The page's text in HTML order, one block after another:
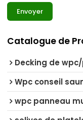
Envoyer
Catalogue de
Decking de
Wpc conseil
wpc panneau